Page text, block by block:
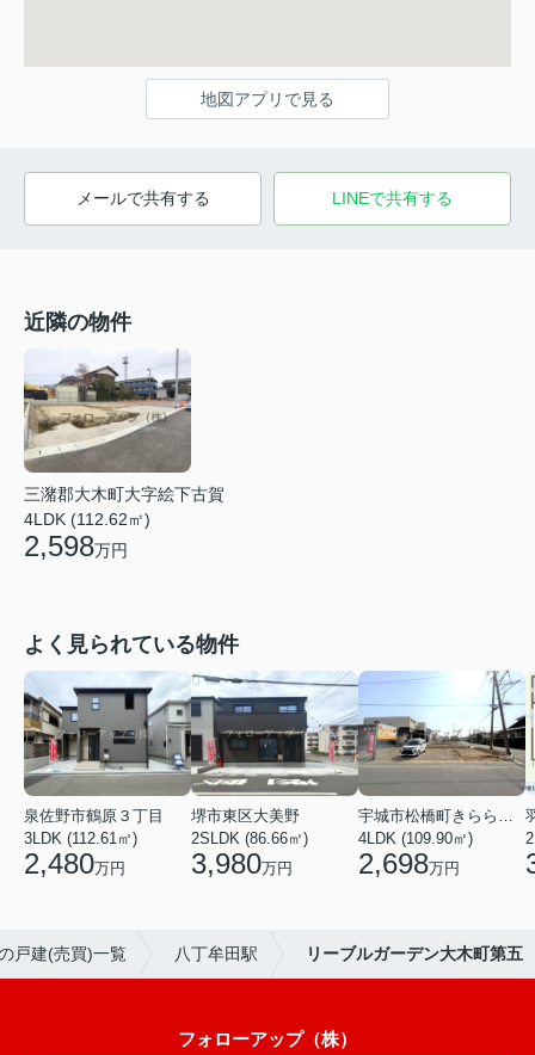
地図アプリで見る
メールで共有する LINEで共有する
近隣の物件
三潴郡大木町大字絵下古賀
4LDK (112.62㎡)
2,598万円
よく見られている物件
泉佐野市鶴原３丁目
3LDK (112.61㎡)
2,480万円
堺市東区大美野
2SLDK (86.66㎡)
3,980万円
宇城市松橋町きらら３丁目
4LDK (109.90㎡)
2,698万円
戸建(売買)一覧 八丁牟田駅 リーブルガーデン大木町第五
フォローアップ（株）